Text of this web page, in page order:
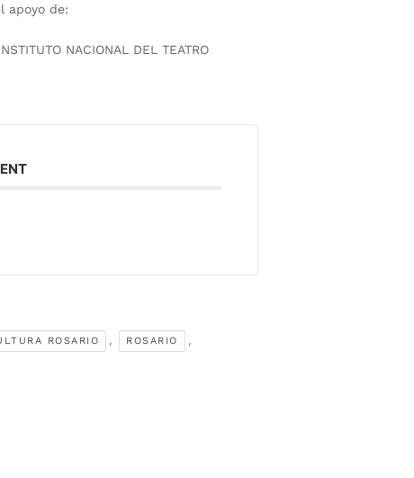
apoyo de:
NACIONAL DEL TEATRO
ROSARIO , ROSARIO ,